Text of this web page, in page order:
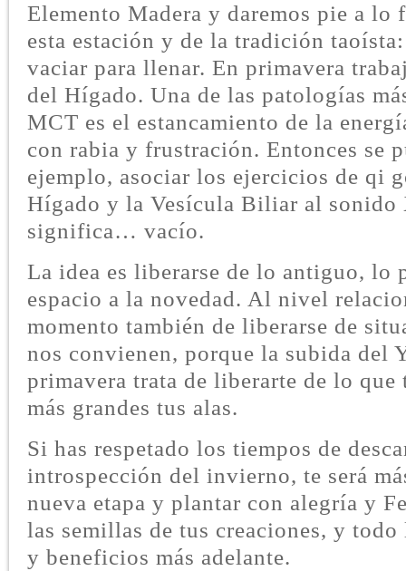
Elemento Madera y daremos pie a lo
esta estación y de la tradición
vaciar para llenar. En primavera
del Hígado. Una de las patologías
MCT es el estancamiento de la
con rabia y frustración. Entonces se
ejemplo, asociar los ejercicios de qi
Hígado y la Vesícula Biliar al sonido
significa… vacío.
La idea es liberarse de lo antiguo, lo
espacio a la novedad. Al nivel
momento también de liberarse de
nos convienen, porque la subida del
primavera trata de liberarte de lo que
más grandes tus alas.
Si has respetado los tiempos de
introspección del invierno, te será
nueva etapa y plantar con alegría y
las semillas de tus creaciones, y
y beneficios más adelante.